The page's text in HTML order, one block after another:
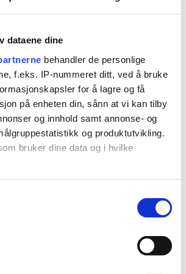
dataene dine
behandler de personlige
f.eks. IP-nummeret ditt, ved å bruke
for å lagre og få
på enheten din, sånn at vi kan tilby
og innhold samt annonse- og
og produktutvikling.
bruker dine data og i hvilke
om den geografiske
din ved å aktivt skanne den for
til å følge
videre»